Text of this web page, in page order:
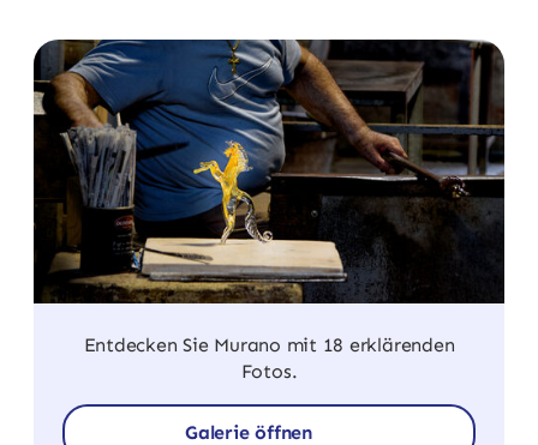
Entdecken Sie Murano mit 18 erklärenden
Fotos.
Galerie öffnen